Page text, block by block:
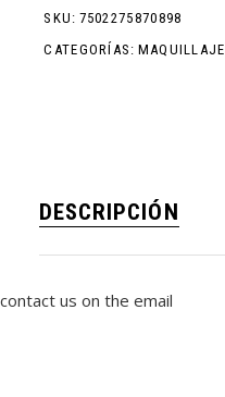
SKU: 7502275870898
CATEGORÍAS: MAQUILLAJE
DESCRIPCIÓN
contact us on the email